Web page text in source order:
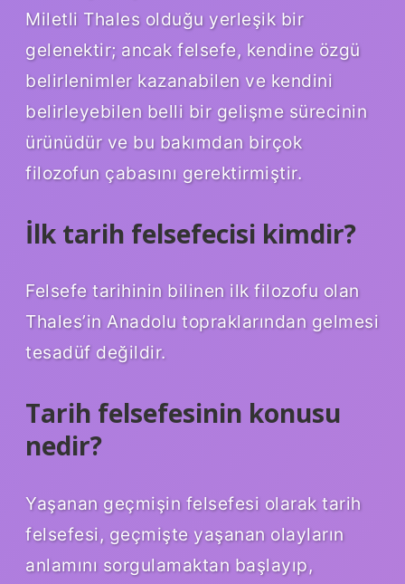
Miletli Thales olduğu yerleşik bir
gelenektir; ancak felsefe, kendine özgü
belirlenimler kazanabilen ve kendini
belirleyebilen belli bir gelişme sürecinin
ürünüdür ve bu bakımdan birçok
filozofun çabasını gerektirmiştir.
İlk tarih felsefecisi kimdir?
Felsefe tarihinin bilinen ilk filozofu olan
Thales’in Anadolu topraklarından gelmesi
tesadüf değildir.
Tarih felsefesinin konusu
nedir?
Yaşanan geçmişin felsefesi olarak tarih
felsefesi, geçmişte yaşanan olayların
anlamını sorgulamaktan başlayıp,